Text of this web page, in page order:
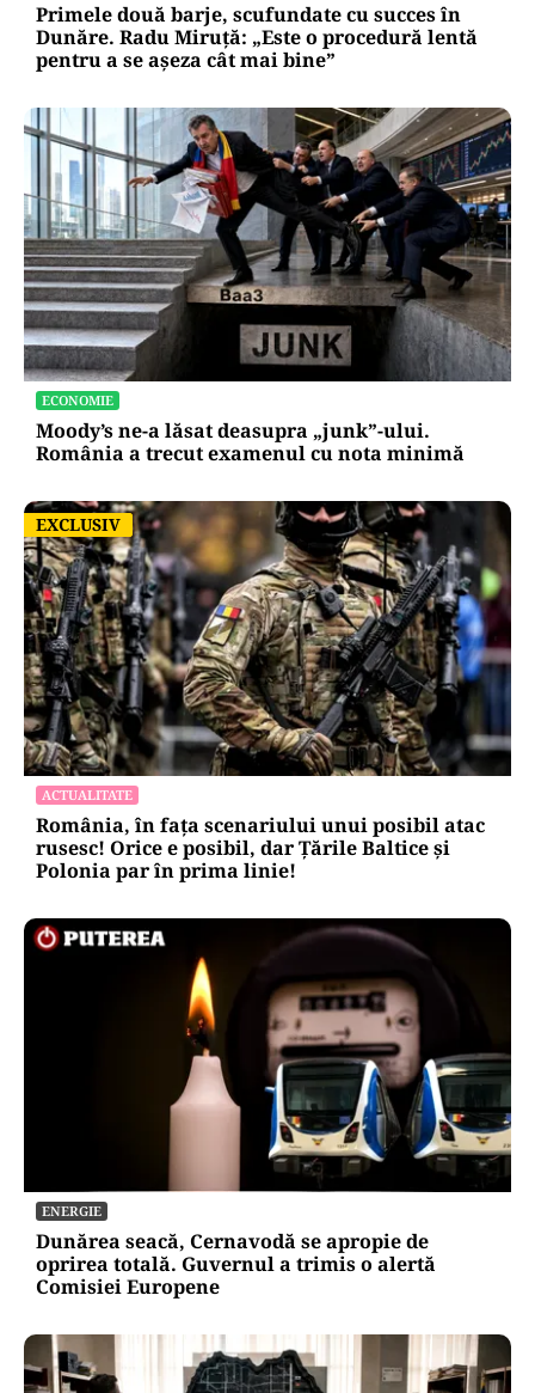
Primele două barje, scufundate cu succes în
Dunăre. Radu Miruță: „Este o procedură lentă
pentru a se așeza cât mai bine”
ECONOMIE
Moody’s ne-a lăsat deasupra „junk”-ului.
România a trecut examenul cu nota minimă
EXCLUSIV
EXCLUSIV
ACTUALITATE
România, în fața scenariului unui posibil atac
rusesc! Orice e posibil, dar Țările Baltice și
Polonia par în prima linie!
ENERGIE
Dunărea seacă, Cernavodă se apropie de
oprirea totală. Guvernul a trimis o alertă
Comisiei Europene